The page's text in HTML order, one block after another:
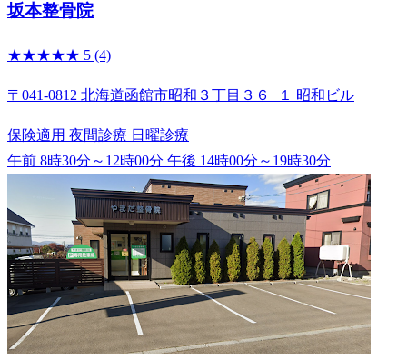
坂本整骨院
★★★★★ 5 (4)
〒041-0812 北海道函館市昭和３丁目３６−１ 昭和ビル
保険適用 夜間診療 日曜診療
午前 8時30分～12時00分 午後 14時00分～19時30分